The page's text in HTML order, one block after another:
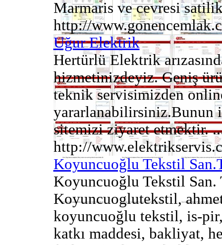
Marmaris ve cevresi
http://
Uğur Elektrik
Hertürlü Elektrik
hizmetinizdeyiz. Geniş
teknik servisimizden
yararlanabilirsiniz.Bunun
sitemizi ziyaret etmektir.
http://
Koyuncuoğlu Tekstil
Koyuncuoğlu Tekstil
Koyuncuoglutekstil,
koyuncuoğlu tekstil, is-
katkı maddesi, bakliyat,